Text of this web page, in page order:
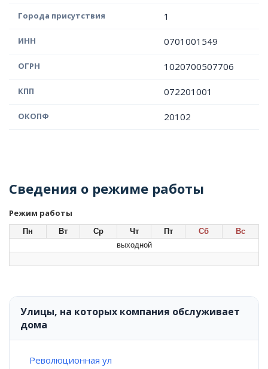
Города присутствия 1
ИНН 0701001549
ОГРН 1020700507706
КПП 072201001
ОКОПФ 20102
Сведения о режиме работы
Режим работы
Пн Вт Ср Чт Пт Сб
Вс
выходной
Улицы, на которых компания обслуживает
дома
Революционная ул